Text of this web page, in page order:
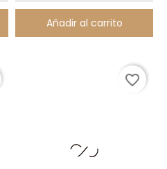
Añadir al carrito
favorite_border